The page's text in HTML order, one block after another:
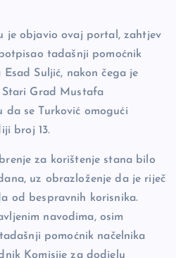
je objavio ovaj portal, zahtjev
tadašnji pomoćnik
Suljić, nakon čega je
Grad Mustafa
se Turković omogući
broj 13.
za korištenje stana bilo
uz obrazloženje da je riječ
od bespravnih korisnika.
navodima, osim
pomoćnik načelnika
Komisije za dodjelu